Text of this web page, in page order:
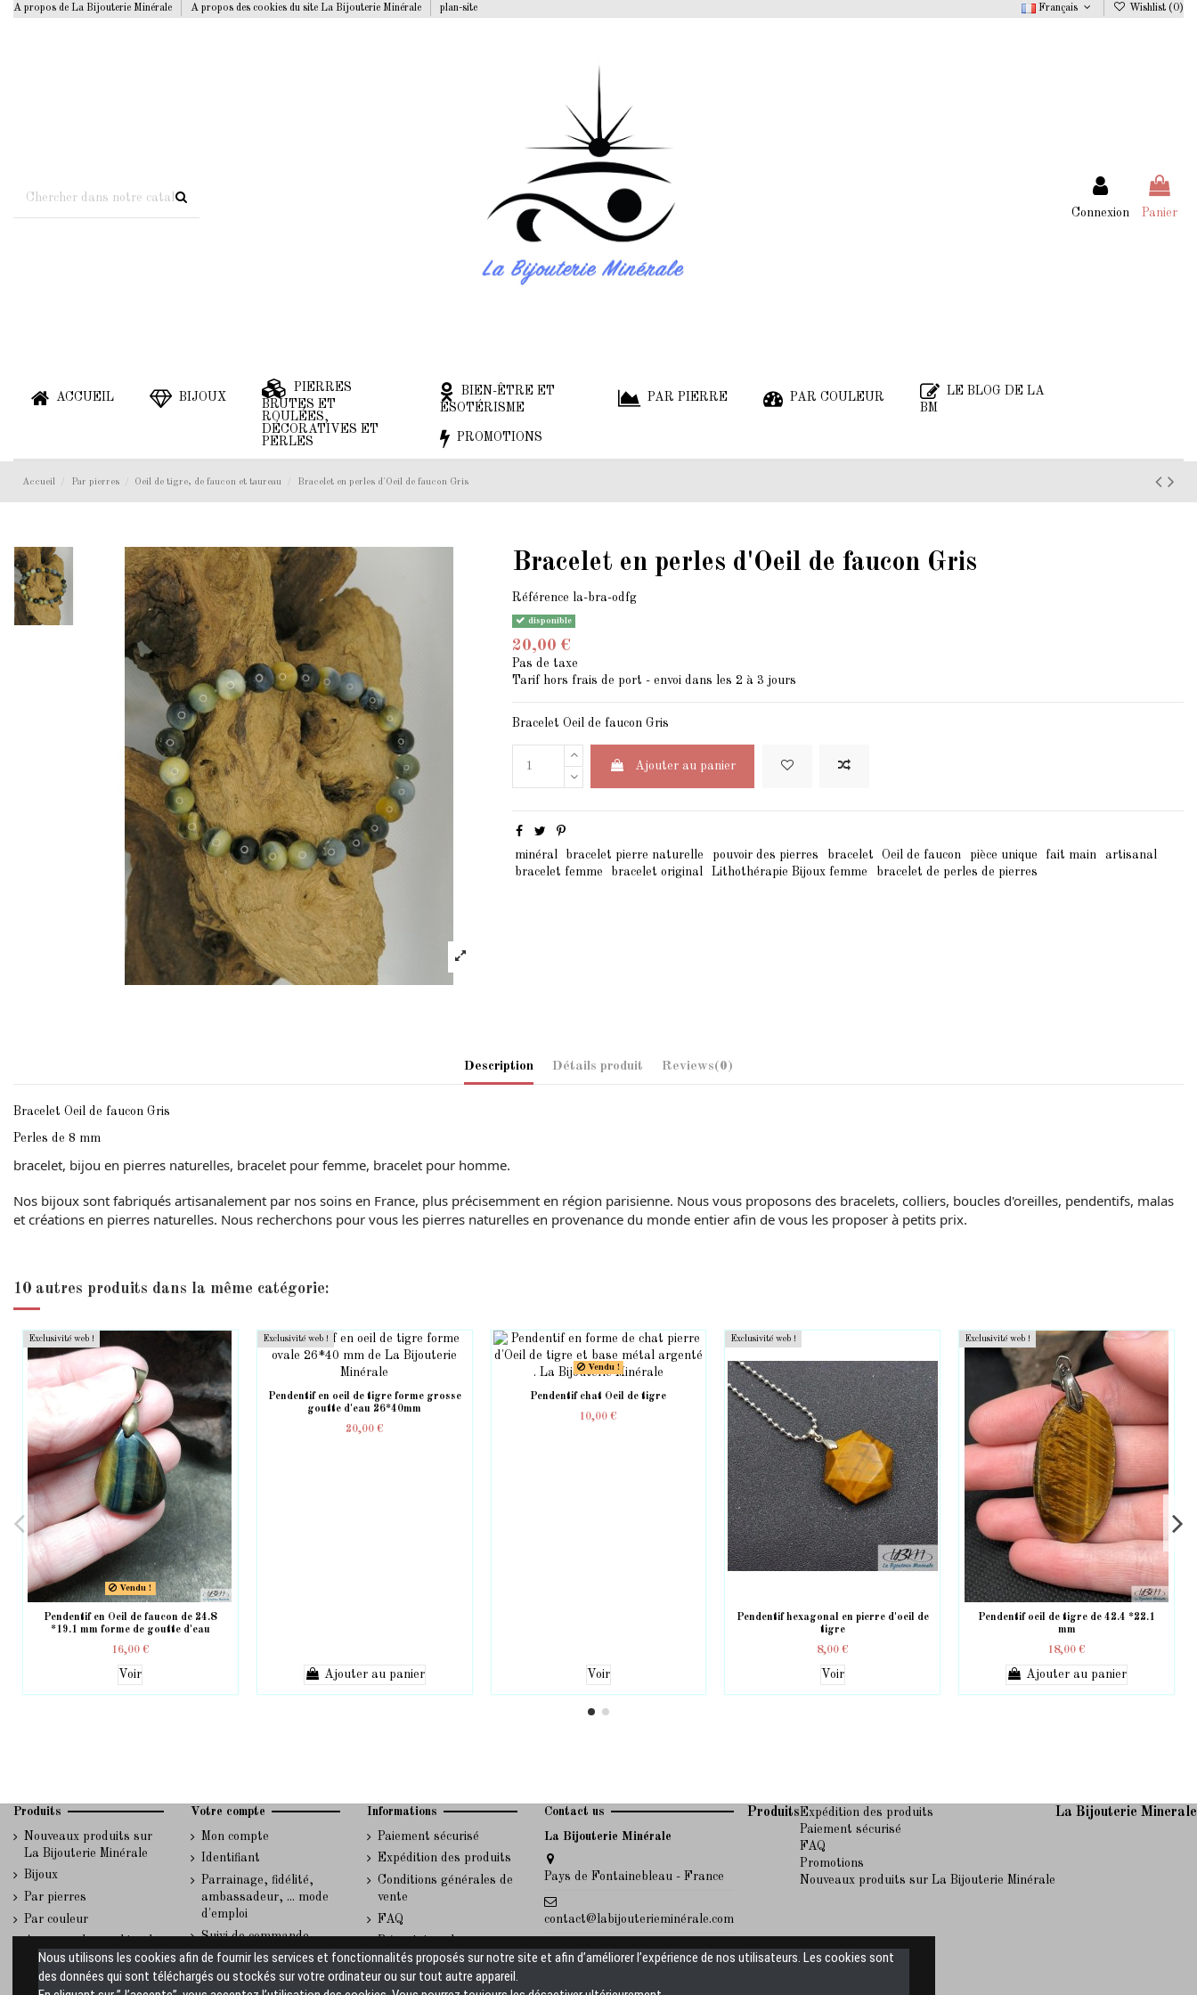
A propos de La Bijouterie Minérale A propos des cookies du site La Bijouterie Minérale plan-site Français Wishlist (0)
Connexion Panier
ACCUEIL BIJOUX
PIERRES
BRUTES ET
ROULÉES,
DÉCORATIVES ET
PERLES
BIEN-ÊTRE ET
ESOTÉRISME
PAR PIERRE PAR COULEUR
LE BLOG DE LA
BM
PROMOTIONS
Accueil Par pierres Oeil de tigre, de faucon et taureau Bracelet en perles d'Oeil de faucon Gris
Bracelet en perles d'Oeil de faucon Gris
Référence la-bra-odfg
disponible
20,00 €
Pas de taxe
Tarif hors frais de port - envoi dans les 2 à 3 jours
Bracelet Oeil de faucon Gris
Ajouter au panier
minéral bracelet pierre naturelle pouvoir des pierres bracelet Oeil de faucon pièce unique fait main
artisanal
bracelet femme
bracelet original Lithothérapie Bijoux femme bracelet de perles de pierres
Description Détails produit Reviews(0)
Bracelet Oeil de faucon Gris
Perles de 8 mm
bracelet, bijou en pierres naturelles, bracelet pour femme, bracelet pour homme.
Nos bijoux sont fabriqués artisanalement par nos soins en France, plus précisemment en région parisienne. Nous vous proposons des bracelets, colliers, boucles d'oreilles, pendentifs, malas
et créations en pierres naturelles. Nous recherchons pour vous les pierres naturelles en provenance du monde entier afin de vous les proposer à petits prix.
10 autres produits dans la même catégorie:
Exclusivité web !
Vendu !
Pendentif en Oeil de faucon de 24.8
*19.1 mm forme de goutte d'eau
16,00 €
Voir
Exclusivité web !
Pendentif en oeil de tigre forme grosse
goutte d'eau 26*40mm
20,00 €
Ajouter au panier
Vendu !
Pendentif chat Oeil de tigre
10,00 €
Voir
Exclusivité web !
Pendentif hexagonal en pierre d'oeil de
tigre
8,00 €
Voir
Exclusivité web !
Pendentif oeil de tigre de 42.4 *22.1
mm
18,00 €
Ajouter au panier
Produits
Nouveaux produits sur
La Bijouterie Minérale
Bijoux
Par pierres
Par couleur
site La Bijouterie
Minérale
Votre compte
Mon compte
Identifiant
Parrainage, fidélité,
ambassadeur, ... mode
d'emploi
Suivi de commande
invité
Informations
Paiement sécurisé
Expédition des produits
Conditions générales de
vente
FAQ
et des pierres associées
Contact us
La Bijouterie Minérale
Pays de Fontainebleau - France
contact@labijouterieminérale.com
produits, n'hésitez pas à nous
Produits Expédition des produits
Paiement sécurisé
FAQ
Promotions
Nouveaux produits sur La Bijouterie Minérale
La Bijouterie Minerale
Nous utilisons les cookies afin de fournir les services et fonctionnalités proposés sur notre site et afin d’améliorer l’expérience de nos utilisateurs. Les cookies sont
des données qui sont téléchargés ou stockés sur votre ordinateur ou sur tout autre appareil.